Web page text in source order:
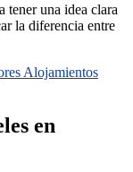
tener una idea clara
la diferencia entre
Alojamientos
en